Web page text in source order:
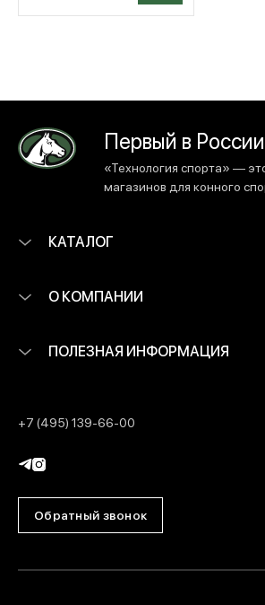
Первый в России
«Технология спорта» —
магазинов для конного
КАТАЛОГ
О КОМПАНИИ
ПОЛЕЗНАЯ ИНФОРМАЦИЯ
+7 (495) 139-66-00
Обратный звонок